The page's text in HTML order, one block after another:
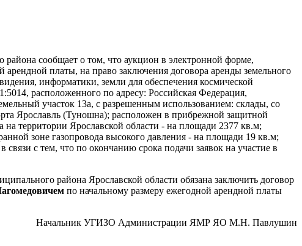
сообщает о том, что аукцион в электронной форме,
платы, на право заключения договора аренды земельного
информатики, земли для обеспечения космической
расположенного по адресу: Российская Федерация,
участок 13а, с разрешенным использованием: склады, со
Ярославль (Туношна); расположен в прибрежной защитной
территории Ярославской области - на площади 2377 кв.м;
зоне газопровода высокого давления - на площади 19 кв.м;
с тем, что по окончанию срока подачи заявок на участие в
района Ярославской области обязана заключить договор
по начальному размеру ежегодной арендной платы
Начальник УГИЗО Администрации ЯМР ЯО М.Н. Павлушин